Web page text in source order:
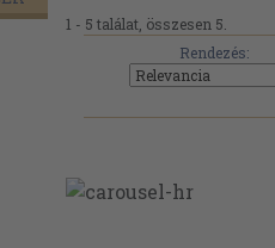
1 - 5 találat, összesen 5.
Rendezés: